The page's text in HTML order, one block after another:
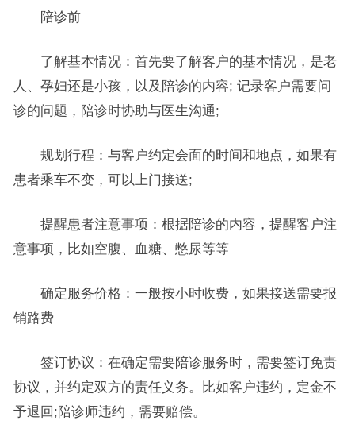
陪诊前
了解基本情况：首先要了解客户的基本情况，是老
人、孕妇还是小孩，以及陪诊的内容; 记录客户需要问
诊的问题，陪诊时协助与医生沟通;
规划行程：与客户约定会面的时间和地点，如果有
患者乘车不变，可以上门接送;
提醒患者注意事项：根据陪诊的内容，提醒客户注
意事项，比如空腹、血糖、憋尿等等
确定服务价格：一般按小时收费，如果接送需要报
销路费
签订协议：在确定需要陪诊服务时，需要签订免责
协议，并约定双方的责任义务。比如客户违约，定金不
予退回;陪诊师违约，需要赔偿。